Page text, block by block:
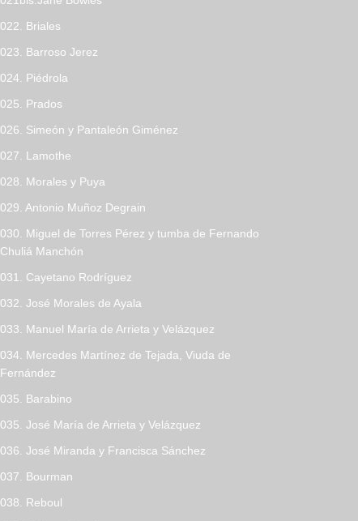
022. Briales
023. Barroso Jerez
024. Piédrola
025. Prados
026. Simeón y Pantaleón Giménez
027. Lamothe
028. Morales y Puya
029. Antonio Muñoz Degrain
030. Miguel de Torres Pérez y tumba de Fernando
Chuliá Manchón
031. Cayetano Rodríguez
032. José Morales de Ayala
033. Manuel María de Arrieta y Velázquez
034. Mercedes Martínez de Tejada, Viuda de
Fernández
035. Barabino
035. José María de Arrieta y Velázquez
036. José Miranda y Francisca Sánchez
037. Bourman
038. Reboul